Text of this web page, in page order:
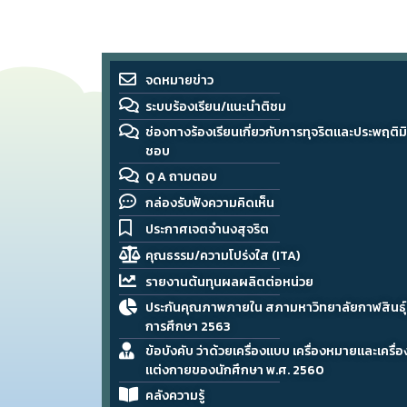
จดหมายข่าว
ระบบร้องเรียน/แนะนำติชม
ช่องทางร้องเรียนเกี่ยวกับการทุจริตและประพฤติมิ
ชอบ
Q A ถามตอบ
กล่องรับฟังความคิดเห็น
ประกาศเจตจำนงสุจริต
คุณธรรม/ความโปร่งใส (ITA)
รายงานต้นทุนผลผลิตต่อหน่วย
ประกันคุณภาพภายใน สภามหาวิทยาลัยกาฬสิน
การศึกษา 2563
ข้อบังคับ ว่าด้วยเครื่องแบบ เครื่องหมายและเครื่อ
แต่งกายของนักศึกษา พ.ศ. 2560
คลังความรู้